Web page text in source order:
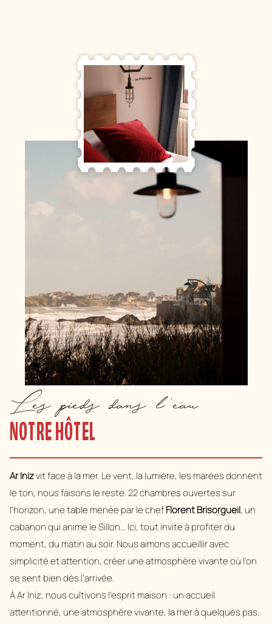
Les pieds dans l'eau
NOTRE HÔTEL
Ar Inizvit face à la mer. Le vent, la lumière, les marées donnent
le ton, nous faisons le reste. 22 chambres ouvertes sur
l’horizon, une table menée par le chefFlorent Brisorgueil, un
cabanon qui anime le Sillon… Ici, tout invite à profiter du
moment, du matin au soir. Nous aimons accueillir avec
simplicité et attention, créer une atmosphère vivante où l’on
se sent bien dès l’arrivée.
À Ar Iniz, nous cultivons l’esprit maison : un accueil
attentionné, une atmosphère vivante, la mer à quelques pas.